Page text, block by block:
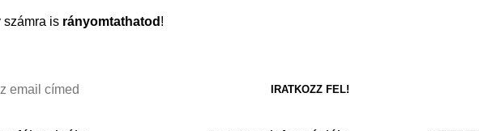
számra is rányomtathatod !